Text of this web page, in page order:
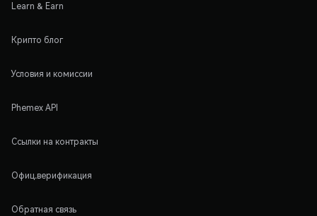
Learn & Earn
Крипто блог
Условия и комиссии
Phemex API
Ссылки на контракты
Офиц.верификация
Обратная связь